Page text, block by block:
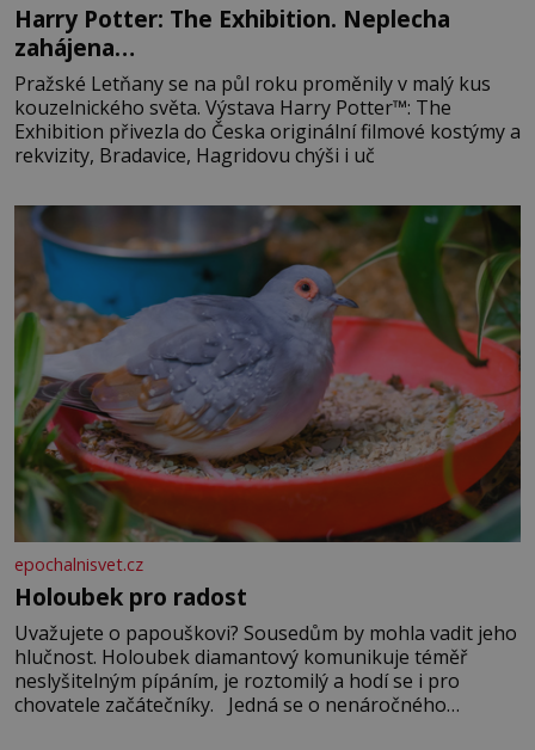
Harry Potter: The Exhibition. Neplecha
zahájena…
Pražské Letňany se na půl roku proměnily v malý kus
kouzelnického světa. Výstava Harry Potter™: The
Exhibition přivezla do Česka originální filmové kostýmy a
rekvizity, Bradavice, Hagridovu chýši i uč
epochalnisvet.cz
Holoubek pro radost
Uvažujete o papouškovi? Sousedům by mohla vadit jeho
hlučnost. Holoubek diamantový komunikuje téměř
neslyšitelným pípáním, je roztomilý a hodí se i pro
chovatele začátečníky. Jedná se o nenáročného